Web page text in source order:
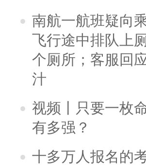
南航一航班疑向
飞行途中排队上
个厕所；客服回
汁
视频丨只要一枚
有多强？
十多万人报名的